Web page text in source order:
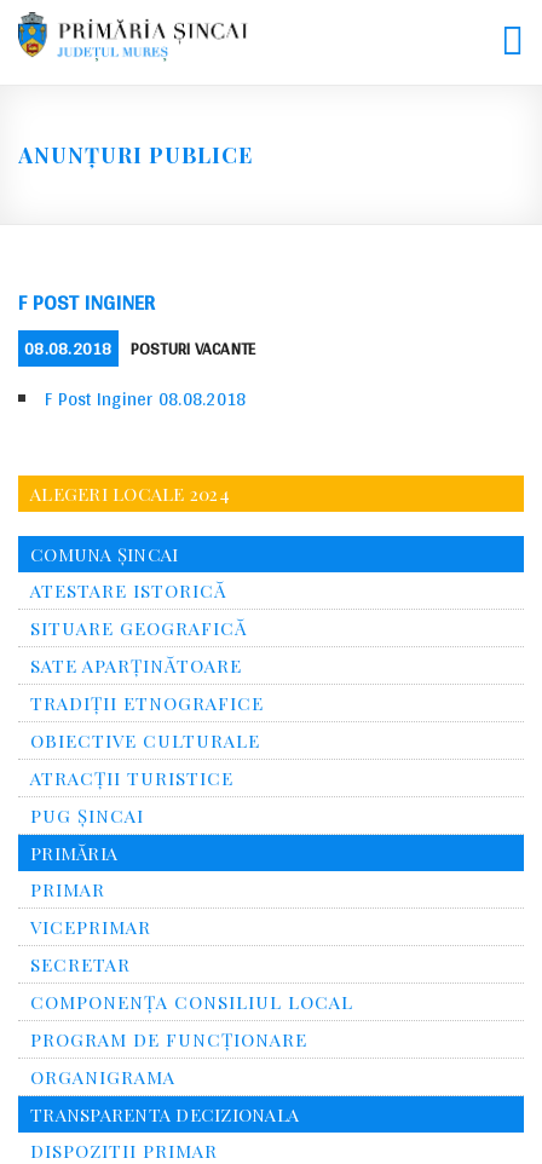
Skip
ANUNȚURI PUBLICE
F POST INGINER
POSTED
ON
08.08.2018 CATEGORIES
POSTURI VACANTE
F Post Inginer 08.08.2018
ALEGERI LOCALE 2024
COMUNA ȘINCAI
ATESTARE ISTORICĂ
SITUARE GEOGRAFICĂ
SATE APARȚINĂTOARE
TRADIȚII ETNOGRAFICE
OBIECTIVE CULTURALE
ATRACȚII TURISTICE
PUG ȘINCAI
PRIMĂRIA
PRIMAR
VICEPRIMAR
SECRETAR
COMPONENȚA CONSILIUL LOCAL
PROGRAM DE FUNCȚIONARE
ORGANIGRAMA
TRANSPARENTA DECIZIONALA
DISPOZITII PRIMAR